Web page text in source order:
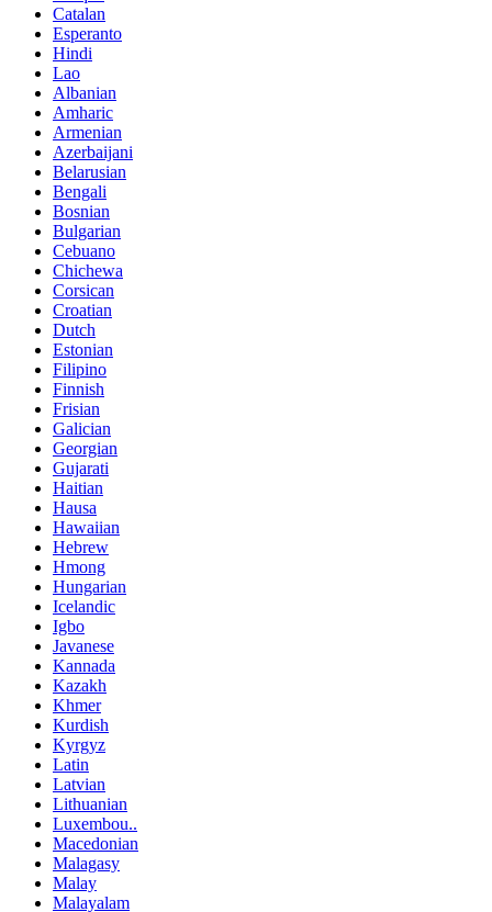
Catalan
Esperanto
Hindi
Lao
Albanian
Amharic
Armenian
Azerbaijani
Belarusian
Bengali
Bosnian
Bulgarian
Cebuano
Chichewa
Corsican
Croatian
Dutch
Estonian
Filipino
Finnish
Frisian
Galician
Georgian
Gujarati
Haitian
Hausa
Hawaiian
Hebrew
Hmong
Hungarian
Icelandic
Igbo
Javanese
Kannada
Kazakh
Khmer
Kurdish
Kyrgyz
Latin
Latvian
Lithuanian
Luxembou..
Macedonian
Malagasy
Malay
Malayalam